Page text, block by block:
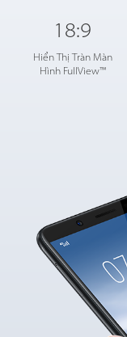
18:9
Hiển Thị Tràn Màn
Hình FullView™